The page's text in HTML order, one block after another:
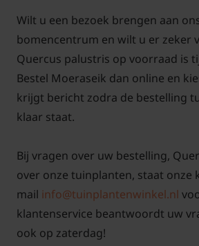
kunt u dit het best doen in de
Hoe wortelt een
Antwoord: De wortels, kluit of
grond goed los is recht naar
Daarom kan deze boom ook goed
als straat, park en laan boom. Men
wortel gerust aanplant grond
Wilt u een bezoek brengen aan
bomencentrum en wilt u er zeker
Quercus palustris op voorraad is
Bestel Moeraseik dan online en
krijgt bericht zodra de bestelling
klaar staat.
Bij vragen over uw bestelling,
over onze tuinplanten, staat onze
mail info@tuinplantenwinkel.nl
klantenservice beantwoordt uw
ook op zaterdag!